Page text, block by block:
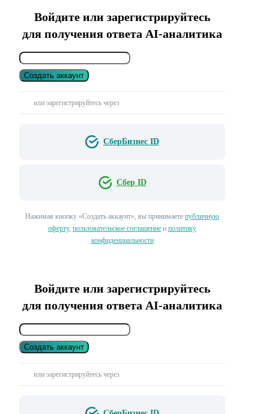
Войдите или зарегистрируйтесь
для получения ответа AI-аналитика
Создать аккаунт
или зарегистрируйтесь через
СберБизнес ID
Сбер ID
Нажимая кнопку «Создать аккаунт», вы принимаете публичную
оферту, пользовательское соглашение и политику
конфиденциальности
Войдите или зарегистрируйтесь
для получения ответа AI-аналитика
Создать аккаунт
или зарегистрируйтесь через